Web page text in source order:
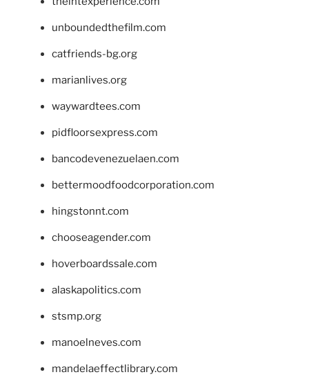
unboundedthefilm.com
catfriends-bg.org
marianlives.org
waywardtees.com
pidfloorsexpress.com
bancodevenezuelaen.com
bettermoodfoodcorporation.com
hingstonnt.com
chooseagender.com
hoverboardssale.com
alaskapolitics.com
stsmp.org
manoelneves.com
mandelaeffectlibrary.com